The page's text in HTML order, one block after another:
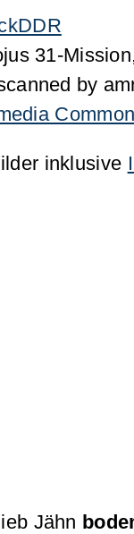
31-
by
inklusive
Jähn